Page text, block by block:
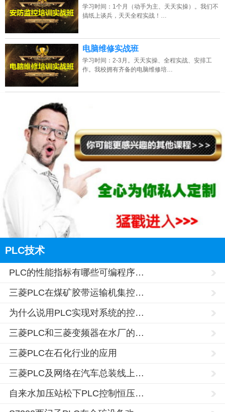
学习时间：1个月（动手为主、天天实操）。我们不
搞纸上谈兵，天天全程实战！…
电脑维修实战班
学习时间：2-3月。天天实操、全程实战、安排工
作。我校拥有齐备的电脑维修培…
PLC技术
PLC的性能指标有哪些可编程序…
三菱PLC在煤矿胶带运输机集控…
为什么说用PLC实现对系统的控…
三菱PLC和三菱变频器在水厂的…
三菱PLC在石化行业的应用
三菱PLC及网络在汽车总装线上…
自来水加压站松下PLC控制恒压…